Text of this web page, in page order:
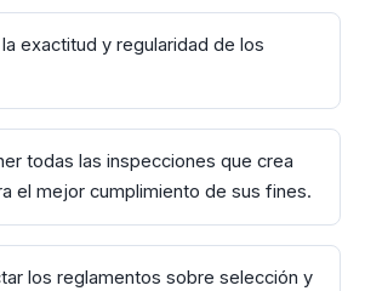
exactitud y regularidad de los
todas las inspecciones que crea
el mejor cumplimiento de sus fines.
los reglamentos sobre selección y